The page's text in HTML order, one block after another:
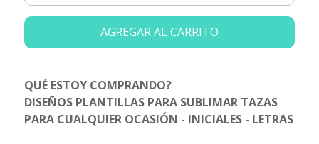
AGREGAR AL CARRITO
QUÉ ESTOY COMPRANDO?
DISEÑOS PLANTILLAS PARA SUBLIMAR TAZAS
PARA CUALQUIER OCASIÓN - INICIALES - LETRAS